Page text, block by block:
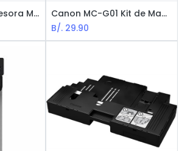
Epson L3250 Impresora Multifunctional EcoTank Injection / WiFi / USB
Canon MC-G01 Kit de Mantenimiento para Maxify para GX7010
B/. 29.90